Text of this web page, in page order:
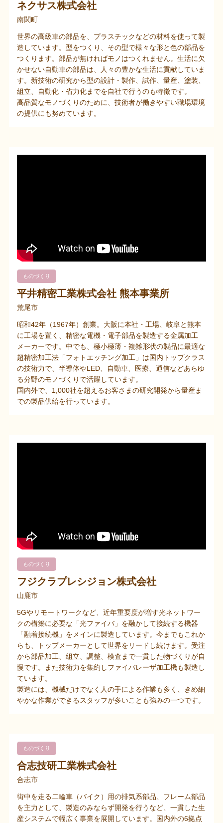
ネクサス株式会社
南関町
世界の高級車の部品を、プラスチックなどの材料を使って製
造しています。型をつくり、その型で様々な形と色の部品を
つくります。部品が無ければモノはつくれません。生活に欠
かせない自動車の部品は、人々の豊かな生活に貢献していま
す。新技術の研究から型の設計・製作、試作、量産、塗装、
組立、自動化・省力化までを自社で行うのも特徴です。
高品質なモノづくりのために、技術者が働きやすい職場環境
の提供にも努めています。
ものづくり
平井精密工業株式会社 熊本事業所
荒尾市
昭和42年（1967年）創業。大阪に本社・工場、岐阜と熊本
に工場を置く、精密な電機・電子部品を製造する金属加工
メーカーです。中でも、極小極薄・複雑形状の製品に最適な
超精密加工法「フォトエッチング加工」は国内トップクラス
の技術力で、半導体やLED、自動車、医療、通信などあらゆ
る分野のモノづくりで活躍しています。
国内外で、1,000社を超えるお客さまの研究開発から量産ま
での製品供給を行っています。
ものづくり
フジクラプレシジョン株式会社
山鹿市
5Gやリモートワークなど、近年重要度が増す光ネットワー
クの構築に必要な「光ファイバ」を融かして接続する機器
「融着接続機」をメインに製造しています。今までもこれか
らも、トップメーカーとして世界をリードし続けます。受注
から部品加工、組立、調整、検査まで一貫した物づくりが自
慢です。また技術力を集約しファイバレーザ加工機も製造し
ています。
製造には、機械だけでなく人の手による作業も多く、きめ細
やかな作業ができるスタッフが多いことも強みの一つです。
ものづくり
合志技研工業株式会社
合志市
街中を走る二輪車（バイク）用の排気系部品、フレーム部品
を主力として、製造のみならず開発を行うなど、一貫した生
産システムで幅広く事業を展開しています。国内外の6拠点